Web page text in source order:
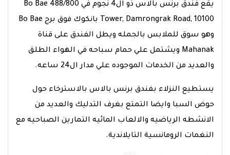
يقع فندق برنس بالاس ذو ال4 نجوم في 488/800 Bo Bae
Tower, Damrongrak Road, 10100 بانكوك فوق برج Bo Bae
وهو سوق للملابس بالجمله ويطل الفندق على قناة
Mahanak ويشتمل علي حمام سباحه في الهواء الطلق
والعديد من الخدمات الموجوده علي مدار ال24 ساعه.
يستطيع النزلاء بفندق برنس بالاس بالاسترخاء حول
حوض السبا وايضا التمتع بغرف التدليك والعديد من
الانشطه الرياضيه والالعاب المائيه التمارين الصباحيه مع
النغمات الرومانسية التايلاندية.